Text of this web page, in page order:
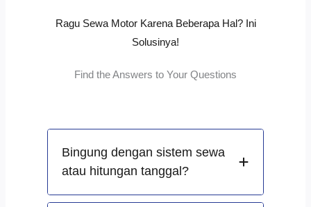
Ragu Sewa Motor Karena Beberapa Hal? Ini
Solusinya!
Find the Answers to Your Questions
Bingung dengan sistem sewa
atau hitungan tanggal?